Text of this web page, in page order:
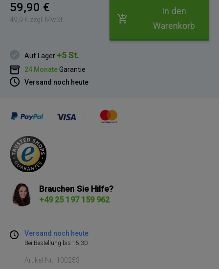
59,90 €
49,9 € zzgl. MwSt.
In den
Warenkorb
Auf Lager +5 St.
24 MonateGarantie
Versand noch heute
Brauchen Sie Hilfe?
+49 25 197 159 962
Versand noch heute
Bei Bestellung bis 15:30
Artikel Nr.: 100253